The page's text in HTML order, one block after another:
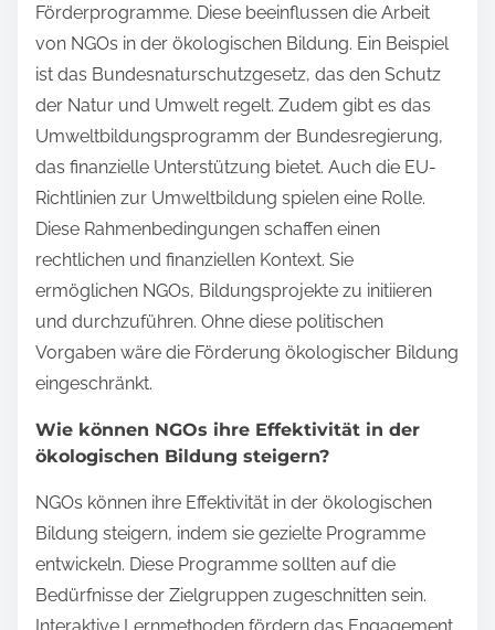
Förderprogramme. Diese beeinflussen die Arbeit
von NGOs in der ökologischen Bildung. Ein Beispiel
ist das Bundesnaturschutzgesetz, das den Schutz
der Natur und Umwelt regelt. Zudem gibt es das
Umweltbildungsprogramm der Bundesregierung,
das finanzielle Unterstützung bietet. Auch die EU-
Richtlinien zur Umweltbildung spielen eine Rolle.
Diese Rahmenbedingungen schaffen einen
rechtlichen und finanziellen Kontext. Sie
ermöglichen NGOs, Bildungsprojekte zu initiieren
und durchzuführen. Ohne diese politischen
Vorgaben wäre die Förderung ökologischer Bildung
eingeschränkt.
Wie können NGOs ihre Effektivität in der
ökologischen Bildung steigern?
NGOs können ihre Effektivität in der ökologischen
Bildung steigern, indem sie gezielte Programme
entwickeln. Diese Programme sollten auf die
Bedürfnisse der Zielgruppen zugeschnitten sein.